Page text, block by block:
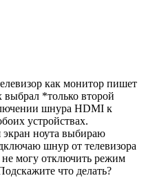
как монитор пишет
выбрал *только второй
шнура HDMI к
устройствах.
ноута выбираю
шнур от телевизора
не могу отключить режим
что делать?